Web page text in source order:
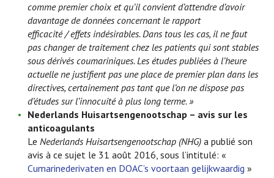
comme premier choix et qu’il convient d’attendre d’avoir
davantage de données concernant le rapport
efficacité / effets indésirables. Dans tous les cas, il ne faut
pas changer de traitement chez les patients qui sont stables
sous dérivés coumariniques. Les études publiées à l’heure
actuelle ne justifient pas une place de premier plan dans les
directives, certainement pas tant que l’on ne dispose pas
d’études sur l’innocuité à plus long terme. »
Nederlands Huisartsengenootschap – avis sur les
anticoagulants
Le Nederlands Huisartsengenootschap (NHG) a publié son
avis à ce sujet le 31 août 2016, sous l’intitulé: «
Cumarinederivaten en DOAC’s voortaan gelijkwaardig »